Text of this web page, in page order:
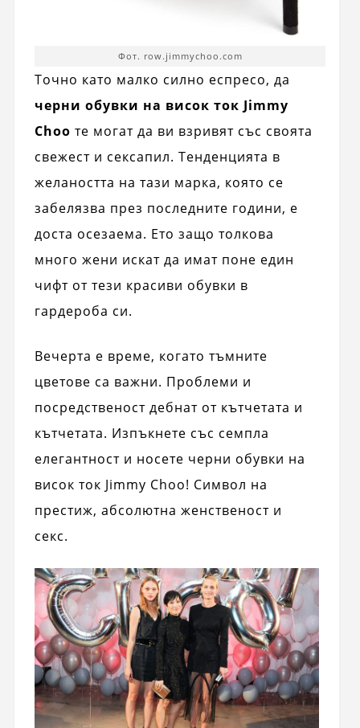
Фот. row.jimmychoo.com
Точно като малко силно еспресо, да
черни обувки на висок ток Jimmy
Choo те могат да ви взривят със своята
свежест и сексапил. Тенденцията в
желаността на тази марка, която се
забелязва през последните години, е
доста осезаема. Ето защо толкова
много жени искат да имат поне един
чифт от тези красиви обувки в
гардероба си.
Вечерта е време, когато тъмните
цветове са важни. Проблеми и
посредственост дебнат от кътчетата и
кътчетата. Изпъкнете със семпла
елегантност и носете черни обувки на
висок ток Jimmy Choo! Символ на
престиж, абсолютна женственост и
секс.